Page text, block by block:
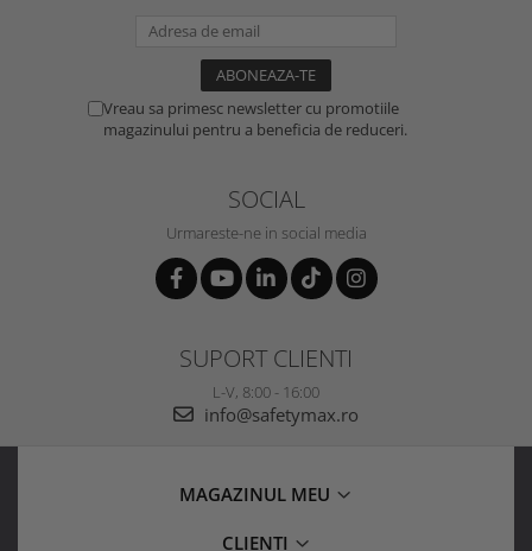
Vreau sa primesc newsletter cu promotiile
magazinului pentru a beneficia de reduceri.
SOCIAL
Urmareste-ne in social media
SUPORT CLIENTI
L-V, 8:00 - 16:00
info@safetymax.ro
MAGAZINUL MEU
CLIENTI